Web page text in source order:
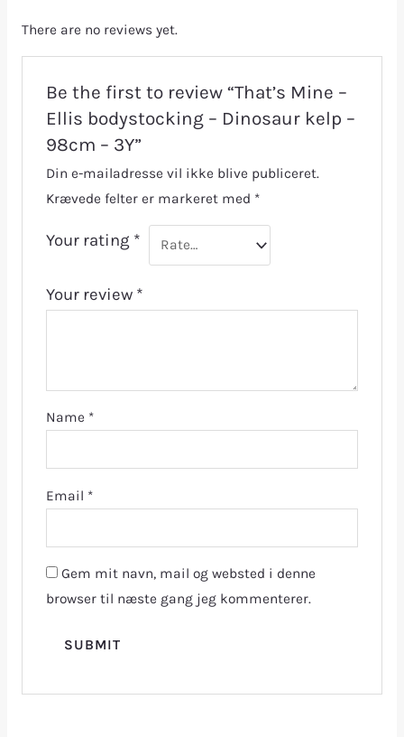
There are no reviews yet.
Be the first to review “That’s Mine –
Ellis bodystocking – Dinosaur kelp –
98cm – 3Y”
Din e-mailadresse vil ikke blive publiceret.
Krævede felter er markeret med *
Your rating *
Your review *
Name *
Email *
Gem mit navn, mail og websted i denne
browser til næste gang jeg kommenterer.